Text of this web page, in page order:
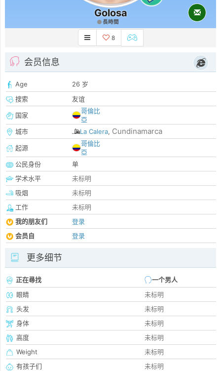
Golosa
長時間
8
会员信息
Age
26 岁
搜索
友谊
国家
哥倫比
亞
城市
La Calera, Cundinamarca
起源
哥倫比
亞
公民身份
单
学术水平
未标明
吸烟
未标明
工作
未标明
我的朋友们
登录
会员自
登录
更多细节
正在尋找
一个男人
眼睛
未标明
头发
未标明
身体
未标明
高度
未标明
Weight
未标明
有孩子们
未标明